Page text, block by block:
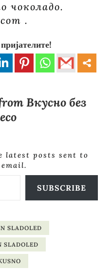
чоколадо.
.
Вкусно без
latest posts sent to
SUBSCRIBE
SLADOLED
SLADOLED